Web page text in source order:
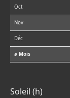
Oct
Nov
Déc
⌀ Mois
Soleil (h)